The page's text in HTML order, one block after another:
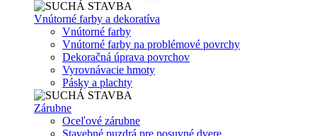
Vnútorné farby a dekoratíva
Vnútorné farby
Vnútorné farby na problémové povrchy
Dekoračná úprava povrchov
Vyrovnávacie hmoty
Pásky a plachty
Zárubne
Oceľové zárubne
Stavebné puzdrá pre posuvné dvere